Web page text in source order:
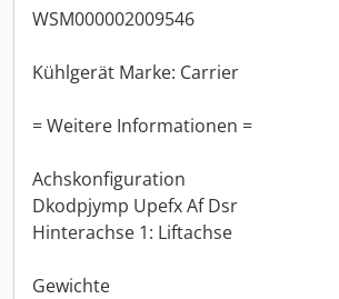
WSM000002009546
Kühlgerät Marke: Carrier
= Weitere Informationen =
Achskonfiguration
Dkodpjymp Upefx Af Dsr
Hinterachse 1: Liftachse
Gewichte